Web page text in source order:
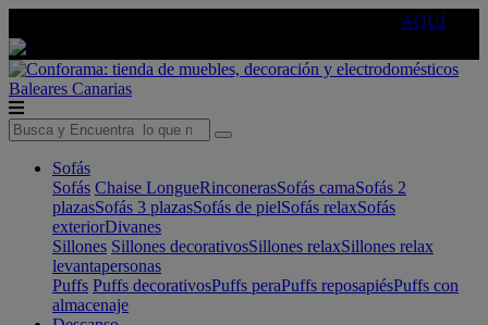
AQUÍ
Baleares Canarias
Sofás
Sofás Chaise LongueRinconerasSofás camaSofás 2
plazasSofás 3 plazasSofás de pielSofás relaxSofás
exteriorDivanes
Sillones Sillones decorativosSillones relaxSillones relax
levantapersonas
Puffs Puffs decorativosPuffs peraPuffs reposapiésPuffs con
almacenaje